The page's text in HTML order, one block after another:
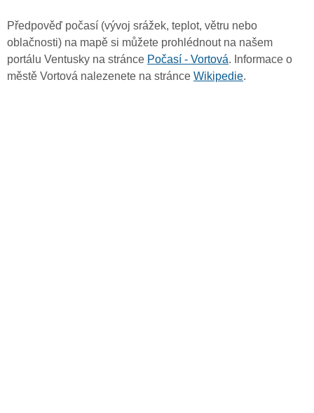
Předpověď počasí (vývoj srážek, teplot, větru nebo
oblačnosti) na mapě si můžete prohlédnout na našem
portálu Ventusky na stránce Počasí - Vortová. Informace o
městě Vortová nalezenete na stránce Wikipedie.